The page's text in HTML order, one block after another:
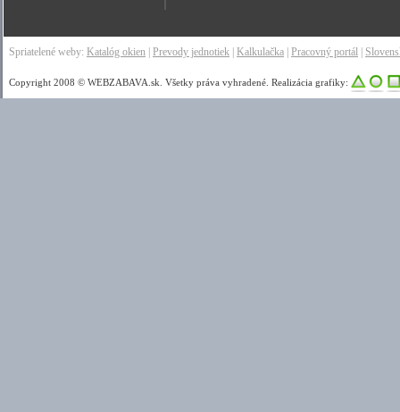
Spriatelené weby: Katalóg okien Prevody jednotiek Kalkulačka Pracovný portál
Copyright 2008 © WEBZABAVA.sk. Všetky práva vyhradené. Realizácia grafiky: